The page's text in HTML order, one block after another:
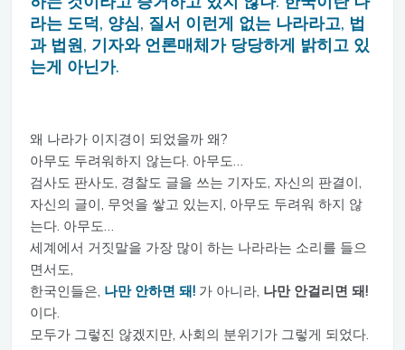
라는 도덕, 양심, 질서 이런게 없는 나라라고, 법
과 법원, 기자와 언론매체가 당당하게 밝히고 있
는게 아닌가.
왜 나라가 이지경이 되었을까 왜?
아무도 두려워하지 않는다. 아무도…
검사도 판사도, 경찰도 글을 쓰는 기자도, 자신의 판결이,
자신의 글이, 무엇을 쌓고 있는지, 아무도 두려워 하지 않
는다. 아무도…
세계에서 거짓말을 가장 많이 하는 나라라는 소리를 들으
면서도,
한국인들은, 나만 안하면 돼! 가 아니라, 나만 안걸리면 돼!
이다.
모두가 그렇진 않겠지만, 사회의 분위기가 그렇게 되었다.